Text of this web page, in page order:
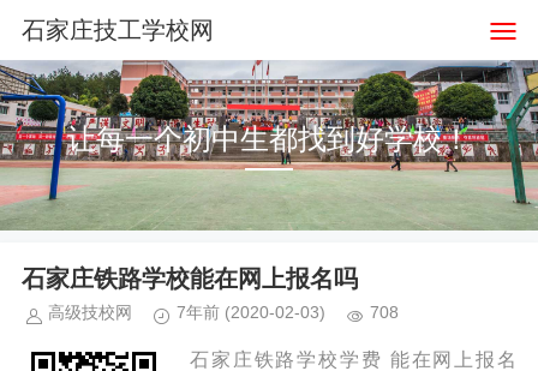
石家庄技工学校网
让每一个初中生都找到好学校！
石家庄铁路学校能在网上报名吗
高级技校网 7年前 (2020-02-03) 708
石家庄铁路学校学费 能在网上报名